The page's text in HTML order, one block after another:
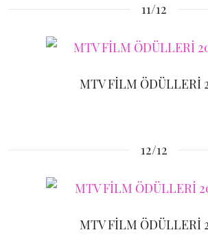
11/12
MTV FİLM ÖDÜLLERİ
12/12
MTV FİLM ÖDÜLLERİ